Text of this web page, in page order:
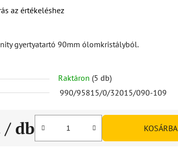
az értékeléshez
gyertyatartó 90mm ólomkristályból.
Raktáron (5 db)
990/95815/0/32015/090-109
/ db KOSÁRBA